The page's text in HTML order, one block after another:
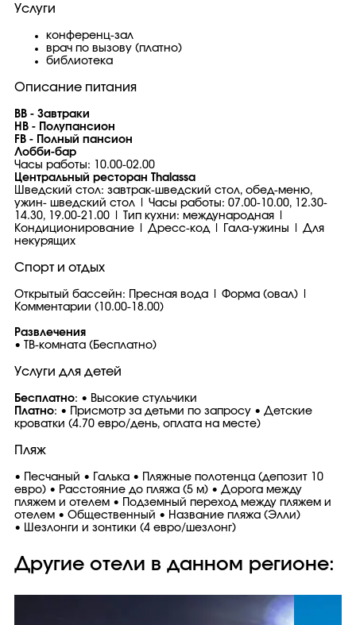
Услуги
конференц-зал
врач по вызову (платно)
библиотека
Описание питания
BB - Завтраки
HB - Полупансион
FB - Полный пансион
Лобби-бар
Часы работы: 10.00-02.00
Центральный ресторан Thalassa
Шведский стол: завтрак-шведский стол, обед-меню,
ужин- шведский стол | Часы работы: 07.00-10.00, 12.30-
14.30, 19.00-21.00 | Тип кухни: международная |
Кондиционирование | Дресс-код | Гала-ужины | Для
некурящих
Спорт и отдых
Открытый бассейн: Пресная вода | Форма (овал) |
Комментарии (10.00-18.00)
Развлечения
• ТВ-комната (Бесплатно)
Услуги для детей
Бесплатно: • Высокие стульчики
Платно: • Присмотр за детьми по запросу • Детские
кроватки (4.70 евро/день, оплата на месте)
Пляж
• Песчаный • Галька • Пляжные полотенца (депозит 10
евро) • Расстояние до пляжа (5 м) • Дорога между
пляжем и отелем • Подземный переход между пляжем и
отелем • Общественный • Название пляжа (Элли)
• Шезлонги и зонтики (4 евро/шезлонг)
Другие отели в данном регионе: